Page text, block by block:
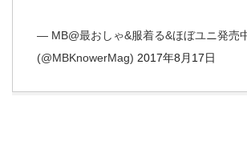
— MB@最おしゃ&服着る&ほぼユニ発売
(@MBKnowerMag) 2017年8月17日